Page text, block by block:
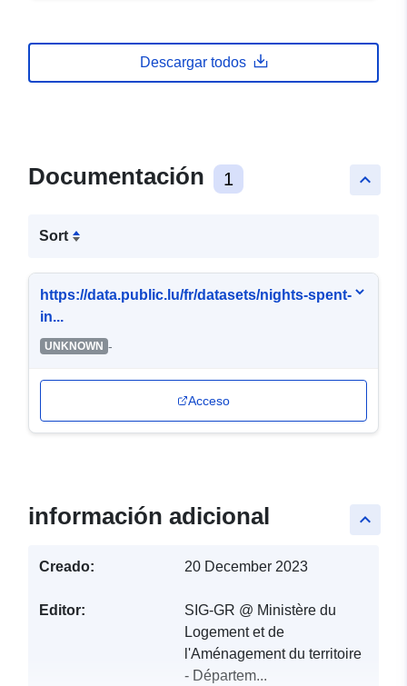
Descargar todos
keyboard_arrow_up
Documentación 1
Sort
https://data.public.lu/fr/datasets/nights-spent-
in...
UNKNOWN -
Acceso
keyboard_arrow_up
información adicional
Creado: 20 December 2023
Editor:
SIG-GR @ Ministère du
Logement et de
l'Aménagement du territoire
- Départem...